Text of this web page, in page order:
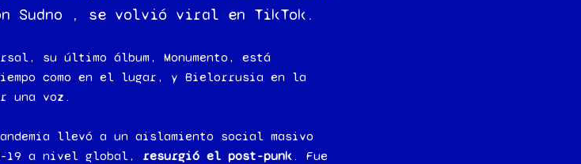
Sudno , se volvió viral en TikTok.
su último álbum, Monumento, está
como en el lugar, y Bielorrusia en la
una voz.
llevó a un aislamiento social masivo
19 a nivel global, resurgió el post-punk. Fue